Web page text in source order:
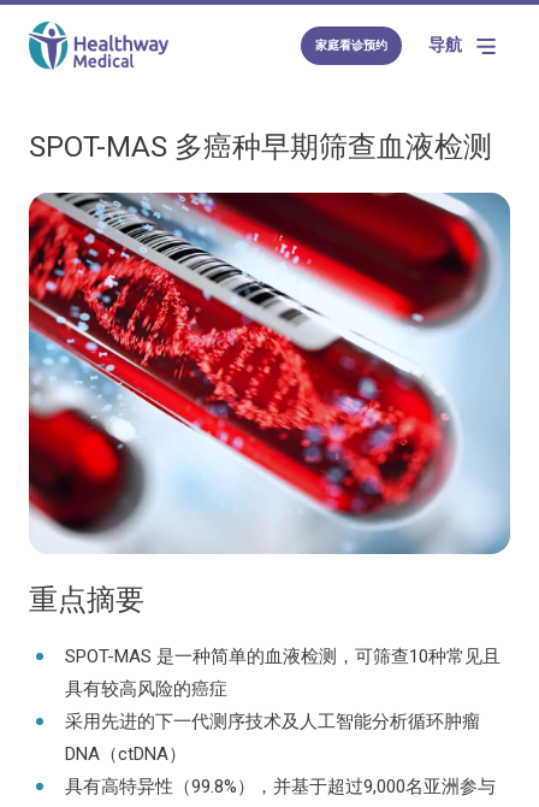
家庭看诊预约 导航
SPOT-MAS 多癌种早期筛查血液检测
重点摘要
SPOT-MAS 是一种简单的血液检测，可筛查10种常见且
具有较高风险的癌症
采用先进的下一代测序技术及人工智能分析循环肿瘤
DNA（ctDNA）
具有高特异性（99.8%），并基于超过9,000名亚洲参与